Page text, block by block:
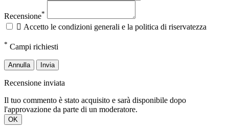
Recensione*
 Accetto le condizioni generali e la politica di riservatezza
* Campi richiesti
Annulla Invia
Recensione inviata
Il tuo commento è stato acquisito e sarà disponibile dopo
l'approvazione da parte di un moderatore.
OK